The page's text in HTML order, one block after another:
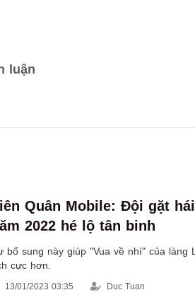
luận
Quân Mobile: Đội gặt
2022 hé lộ tân binh
bổ sung này giúp "Vua về nhì" của làng
cực hơn.
13/01/2023 03:35 Duc Tuan